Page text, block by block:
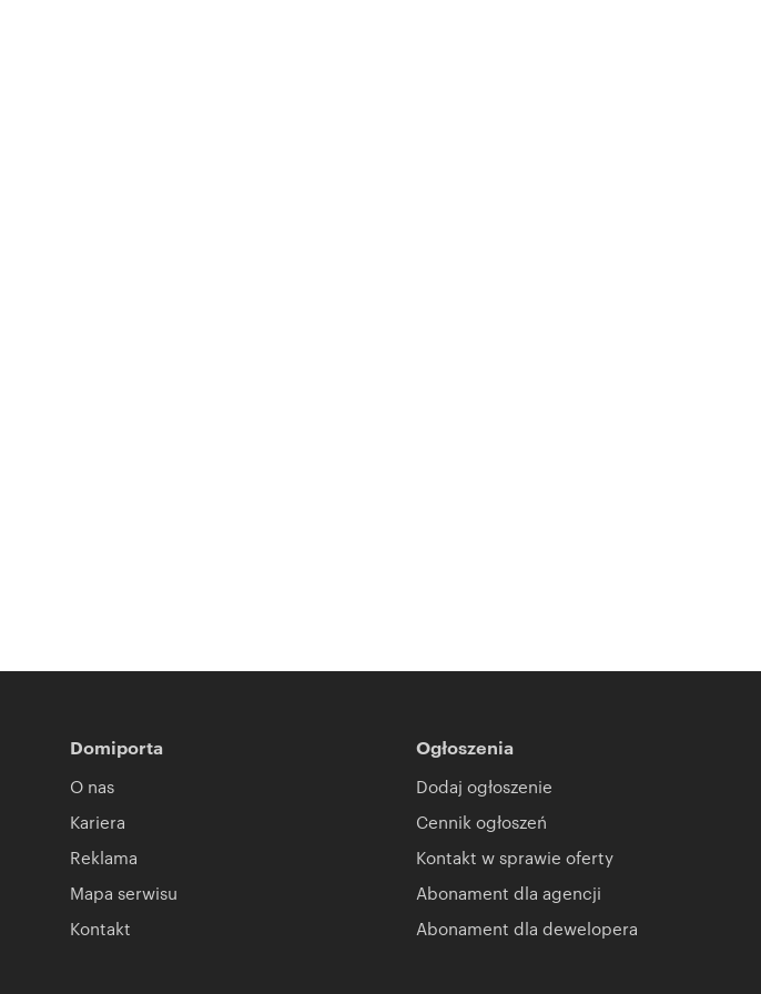
Domiporta
O nas
Kariera
Reklama
Mapa serwisu
Kontakt
Ogłoszenia
Dodaj ogłoszenie
Cennik ogłoszeń
Kontakt w sprawie oferty
Abonament dla agencji
Abonament dla dewelopera